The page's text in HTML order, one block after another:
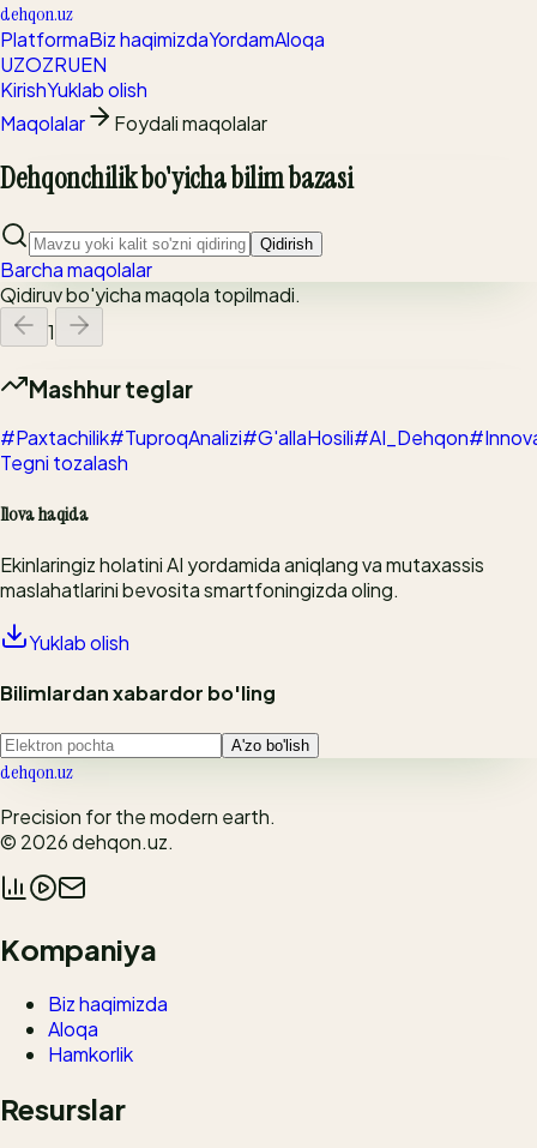
dehqon.uz
PlatformaBiz haqimizdaYordamAloqa
UZOZRUEN
KirishYuklab olish
Maqolalar
Foydali maqolalar
Dehqonchilik bo'yicha bilim bazasi
Qidirish
Barcha maqolalar
Qidiruv bo'yicha maqola topilmadi.
1
Mashhur teglar
#Paxtachilik#TuproqAnalizi#G'allaHosili#AI_Dehqon
Tegni tozalash
Ilova haqida
Ekinlaringiz holatini AI yordamida aniqlang va mutaxassis
maslahatlarini bevosita smartfoningizda oling.
Yuklab olish
Bilimlardan xabardor bo'ling
A'zo bo'lish
dehqon.uz
Precision for the modern earth.
© 2026dehqon.uz.
Kompaniya
Biz haqimizda
Aloqa
Hamkorlik
Resurslar